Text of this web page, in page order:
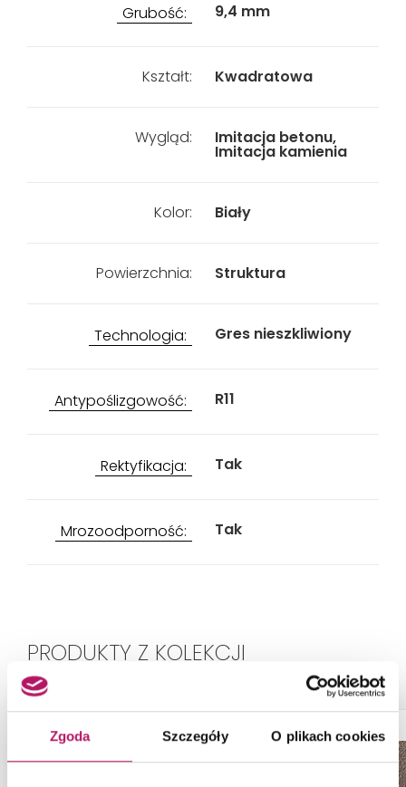
Zgoda Szczegóły O plikach cookies
Grubość: 9,4 mm
Kształt: Kwadratowa
Wygląd: Imitacja betonu,
Imitacja kamienia
Kolor: Biały
Powierzchnia: Struktura
Technologia: Gres nieszkliwiony
Antypoślizgowość: R11
Rektyfikacja: Tak
Mrozoodporność: Tak
PRODUKTY Z KOLEKCJI